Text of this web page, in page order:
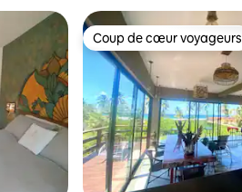
Coup de cœur voyageurs
Coup de cœur voyageurs